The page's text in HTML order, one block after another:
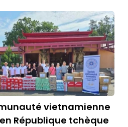
vietnamienne
République tchèque